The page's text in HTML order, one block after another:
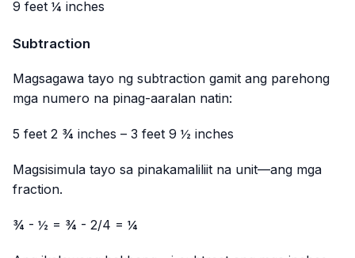
9 feet ¼ inches
Subtraction
Magsagawa tayo ng subtraction gamit ang parehong
mga numero na pinag-aaralan natin:
5 feet 2 ¾ inches – 3 feet 9 ½ inches
Magsisimula tayo sa pinakamaliliit na unit—ang mga
fraction.
¾ - ½ = ¾ - 2/4 = ¼